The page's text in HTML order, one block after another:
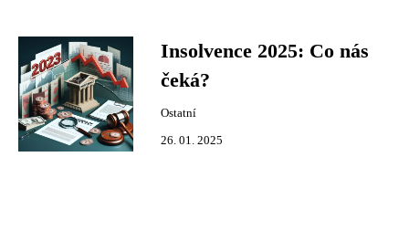
Insolvence 2025: Co nás
čeká?
Ostatní
26. 01. 2025